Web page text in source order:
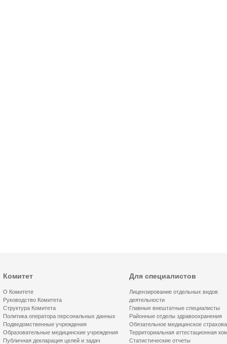
Комитет
О Комитете
Руководство Комитета
Структура Комитета
Политика оператора персональных данных
Подведомственные учреждения
Образовательные медицинские учреждения
Публичная декларация целей и задач
Для специалистов
Лицензирование отдельных видов
деятельности
Главные внештатные специалисты
Районные отделы здравоохранения
Обязательное медицинское
Территориальная аттестационная
Статистические отчеты